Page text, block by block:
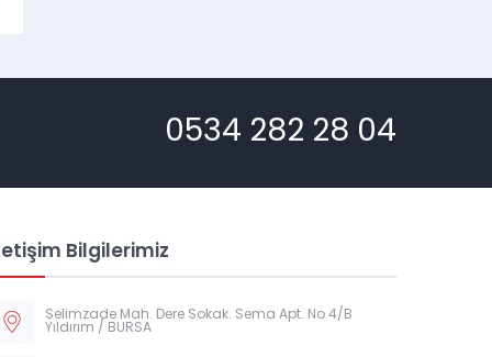
0534 282 28 04
Bilgilerimiz
Selimzade Mah. Dere Sokak. Sema Apt. No 4/B
Yıldırım / BURSA